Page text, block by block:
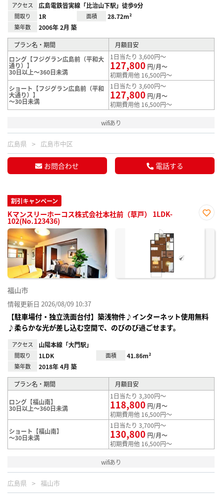
アクセス 広島電鉄皆実線「比治山下駅」徒歩9分
間取り 1R 面積 28.72m²
築年数 2006年 2月 築
プラン名・期間
月額目安
ロング【フジグラン広島前（平和大
通り）】
30日以上～360日未満
1日当たり 3,600円～
127,800 円/月～
初期費用他 16,500円～
ショート【フジグラン広島前（平和
大通り）】
～30日未満
1日当たり 3,600円～
127,800 円/月～
初期費用他 16,500円～
wifiあり
広島県 広島市中区
お問合わせ 電話する
割引キャンペーン
Kマンスリーホーコス株式会社本社前（草戸） 1LDK-
102(No.123436)
に入
福山市
情報更新日 2026/08/09 10:37
【駐車場付・独立洗面台付】築浅物件♪インターネット使用無料
♪柔らかな光が差し込む空間で、のびのび過ごせます。
アクセス 山陽本線「大門駅」
間取り 1LDK 面積 41.86m²
築年数 2018年 4月 築
プラン名・期間 月額目安
ロング【福山南】
30日以上～360日未満
1日当たり 3,300円～
118,800 円/月～
初期費用他 16,500円～
ショート【福山南】
～30日未満
1日当たり 3,700円～
130,800 円/月～
初期費用他 16,500円～
wifiあり
広島県 福山市